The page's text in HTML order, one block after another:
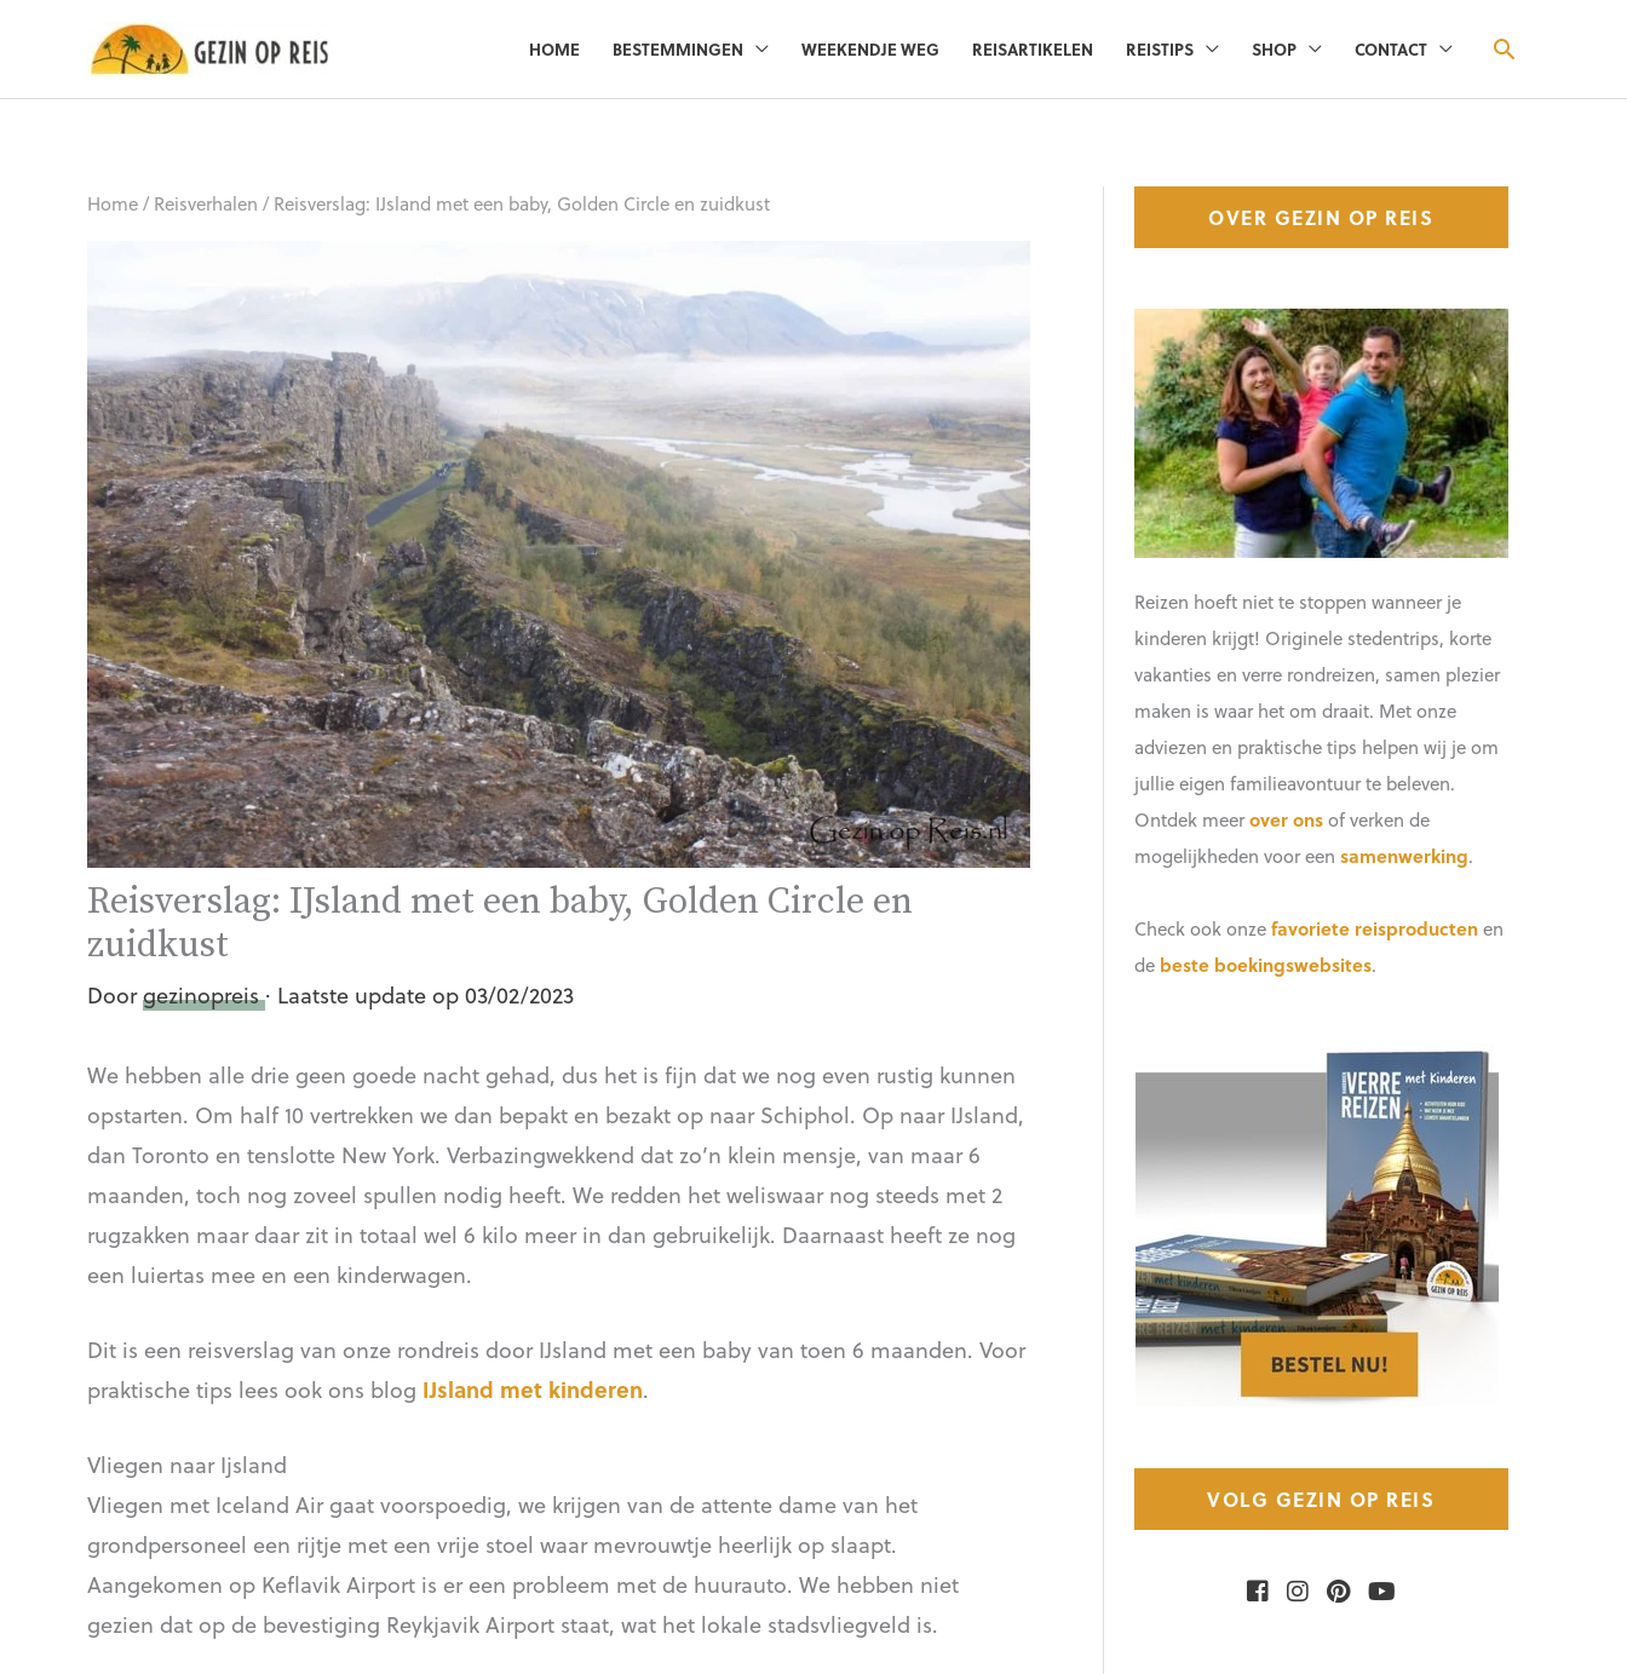
HOME BESTEMMINGEN WEEKENDJE WEG REISARTIKELEN REISTIPS SHOP CONTACT ZOEKEN
Home/ Reisverhalen / Reisverslag: IJsland met een baby, Golden Circle en zuidkust
Reisverslag: IJsland met een baby, Golden Circle en
zuidkust
Doorgezinopreis· Laatste update op 03/02/2023
We hebben alle drie geen goede nacht gehad, dus het is fijn dat we nog even rustig kunnen
opstarten. Om half 10 vertrekken we dan bepakt en bezakt op naar Schiphol. Op naar IJsland,
dan Toronto en tenslotte New York. Verbazingwekkend dat zo’n klein mensje, van maar 6
maanden, toch nog zoveel spullen nodig heeft. We redden het weliswaar nog steeds met 2
rugzakken maar daar zit in totaal wel 6 kilo meer in dan gebruikelijk. Daarnaast heeft ze nog
een luiertas mee en een kinderwagen.
Dit is een reisverslag van onze rondreis door IJsland met een baby van toen 6 maanden. Voor
praktische tips lees ook ons blog IJsland met kinderen.
Vliegen naar Ijsland
Vliegen met Iceland Air gaat voorspoedig, we krijgen van de attente dame van het
grondpersoneel een rijtje met een vrije stoel waar mevrouwtje heerlijk op slaapt.
Aangekomen op Keflavik Airport is er een probleem met de huurauto. We hebben niet
gezien dat op de bevestiging Reykjavik Airport staat, wat het lokale stadsvliegveld is.
OVER GEZIN OP REIS
Reizen hoeft niet te stoppen wanneer je
kinderen krijgt! Originele stedentrips, korte
vakanties en verre rondreizen, samen plezier
maken is waar het om draait. Met onze
adviezen en praktische tips helpen wij je om
jullie eigen familieavontuur te beleven.
Ontdek meerover onsof verken de
mogelijkheden voor een samenwerking.
Check ook onzefavoriete reisproductenen
de beste boekingswebsites.
VOLG GEZIN OP REIS